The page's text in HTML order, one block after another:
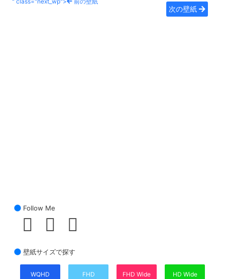
次の壁紙
Follow Me
壁紙サイズで探す
WQHD
FHD
FHD Wide
HD Wide